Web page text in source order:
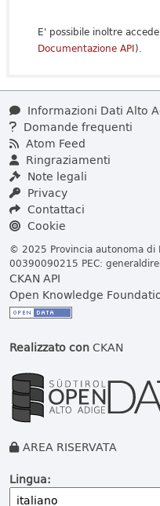
E' possibile inoltre
Documentazione API).
Informazioni Dati Alto
Domande frequenti
Atom Feed
Ringraziamenti
Note legali
Privacy
Contattaci
Cookie
© 2025 Provincia autonoma di
00390090215 PEC:
CKAN API
Open Knowledge
Realizzato conCKAN
AREA RISERVATA
Lingua